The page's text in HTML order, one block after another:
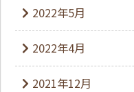
2022年5月
2022年4月
2021年12月